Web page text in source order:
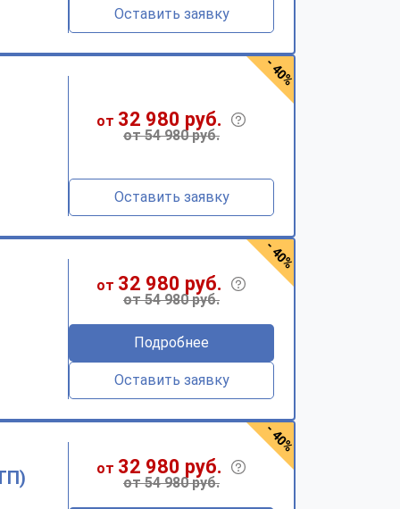
Оставить заявку
от 32 980 руб.
от 54 980 руб.
Оставить заявку
- 40%
от 32 980 руб.
от 54 980 руб.
Подробнее
Оставить заявку
- 40%
от 32 980 руб.
от 54 980 руб.
- 40%